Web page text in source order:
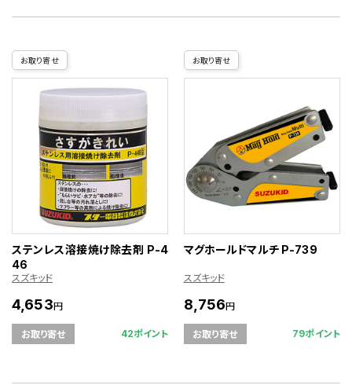
お取り寄せ
ステンレス溶接焼け除去剤 P-4
46
スズキッド
4,653円
お取り寄せ 42ポイント
お取り寄せ
マグホールドマルチ P-739
スズキッド
8,756円
お取り寄せ 79ポイント